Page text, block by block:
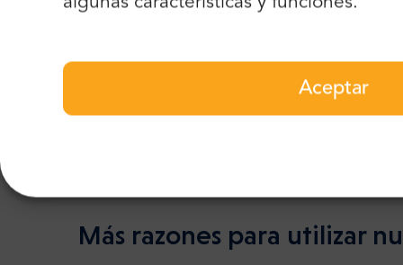
Aceptar
Le
transporte de un día para utilizar el
Más razones para utilizar